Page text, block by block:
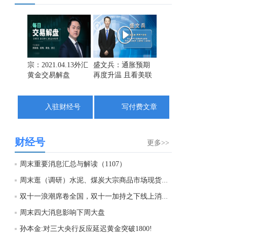
04:03:36
截止至8月4日当周CFTC商品类商业持仓报告在金十数据中心更新啦！欢迎点击查看>>
04:03:34
截止至8月4日当周CFTC商品类非商业持仓报告在金十数据中心更新啦！欢迎点击查看>>
截止至8月4日当周CFTC外汇类非商业持仓报告在金十数据中心更新啦！欢迎点击查看>>
宗：2021.04.13外汇
黄金交易解盘
盛文兵：通胀预期
再度升温 且看美联
入驻财经号
写付费文章
更多>>
财经号
周末重要消息汇总与解读（1107）
周末逛（调研）水泥、煤炭大宗商品市场现货价格
双十一浪潮席卷全国，双十一加持之下线上消费概念到底路在何...
周末四大消息影响下周大盘
孙本金:对三大央行反应延迟黄金突破1800!